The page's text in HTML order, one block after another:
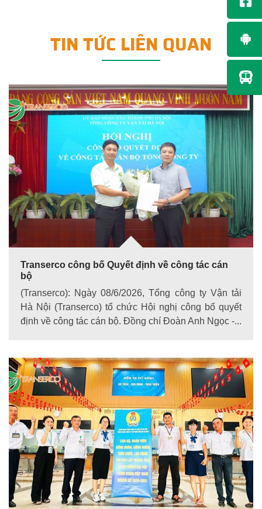
TIN TỨC LIÊN QUAN
Transerco công bố Quyết định về công tác cán
bộ
(Transerco): Ngày 08/6/2026, Tổng công ty Vận tải
Hà Nội (Transerco) tổ chức Hội nghị công bố quyết
định về công tác cán bộ. Đồng chí Đoàn Anh Ngọc -...